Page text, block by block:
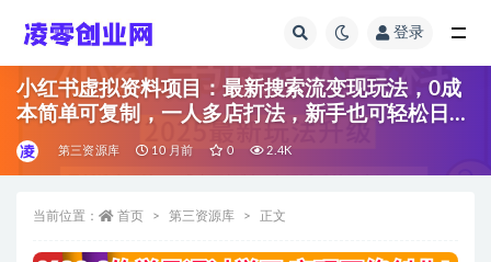
登录
小红书虚拟资料项目：最新搜索流变现玩法，0成
本简单可复制，一人多店打法，新手也可轻松日入
5张+
第三资源库 10 月前 0 2.4K
当前位置： 首页 第三资源库 正文